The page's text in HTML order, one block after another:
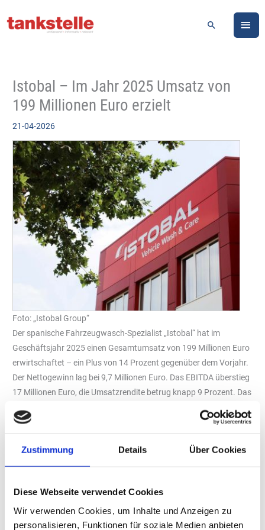
Zustimmung Details Über Cookies
Diese Webseite verwendet Cookies
Wir verwenden Cookies, um Inhalte und Anzeigen zu
personalisieren, Funktionen für soziale Medien anbieten
Inhalt
Suchen
Istobal – Im Jahr 2025 Umsatz von
199 Millionen Euro erzielt
21-04-2026
Foto: „Istobal Group“
Der spanische Fahrzeugwasch-Spezialist „Istobal“ hat im
Geschäftsjahr 2025 einen Gesamtumsatz von 199 Millionen Euro
erwirtschaftet – ein Plus von 14 Prozent gegenüber dem Vorjahr.
Der Nettogewinn lag bei 9,7 Millionen Euro. Das EBITDA überstieg
17 Millionen Euro, die Umsatzrendite betrug knapp 9 Prozent. Das
über dem Wert von 2024.
Das in Valencia ansässige Unternehmen ist in mehr als 80
Ländern vertreten und betreibt inzwischen 17
den vergangenen fünf Jahren hat „Istobal“ acht internationale